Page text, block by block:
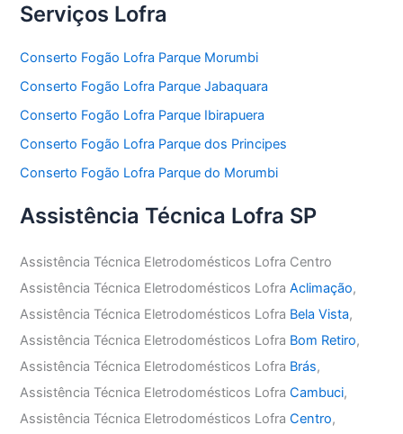
Serviços Lofra
Conserto Fogão Lofra Parque Morumbi
Conserto Fogão Lofra Parque Jabaquara
Conserto Fogão Lofra Parque Ibirapuera
Conserto Fogão Lofra Parque dos Principes
Conserto Fogão Lofra Parque do Morumbi
Assistência Técnica Lofra SP
Assistência Técnica Eletrodomésticos Lofra Centro
Assistência Técnica Eletrodomésticos LofraAclimação,
Assistência Técnica Eletrodomésticos Lofra Bela Vista,
Assistência Técnica Eletrodomésticos Lofra Bom Retiro,
Assistência Técnica Eletrodomésticos Lofra Brás,
Assistência Técnica Eletrodomésticos LofraCambuci,
Assistência Técnica Eletrodomésticos LofraCentro,